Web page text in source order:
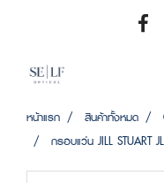
หน้าแรก สินค้าทั้งหมด
กรอบแว่น JILL STUART